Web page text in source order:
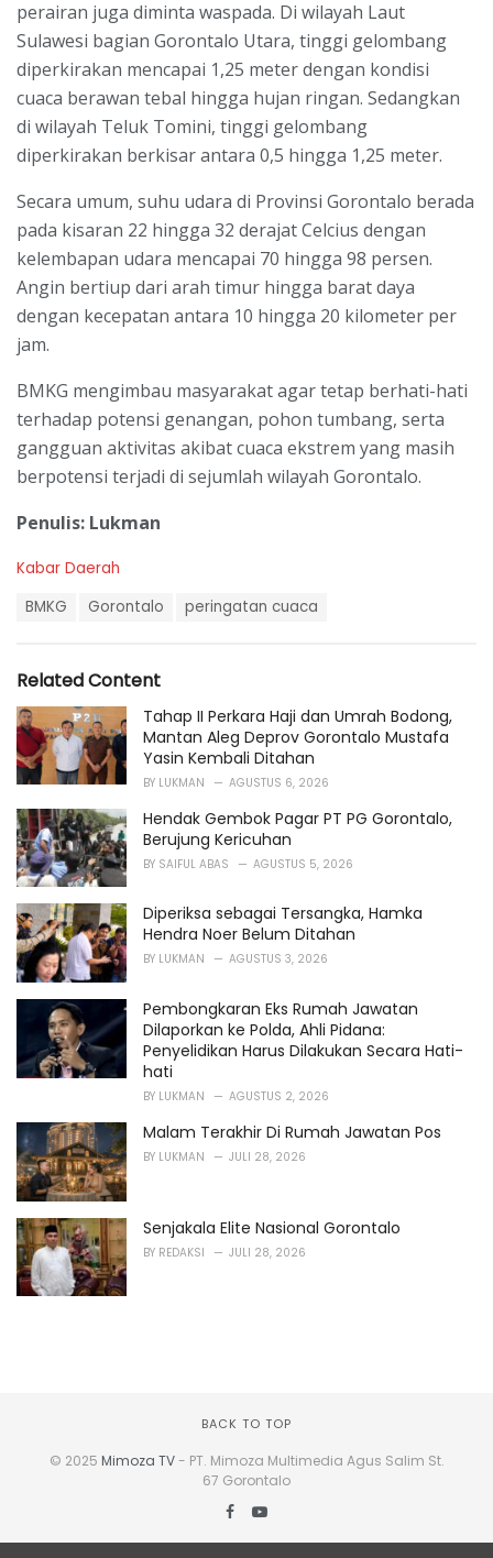
perairan juga diminta waspada. Di wilayah Laut
Sulawesi bagian Gorontalo Utara, tinggi gelombang
diperkirakan mencapai 1,25 meter dengan kondisi
cuaca berawan tebal hingga hujan ringan. Sedangkan
di wilayah Teluk Tomini, tinggi gelombang
diperkirakan berkisar antara 0,5 hingga 1,25 meter.
Secara umum, suhu udara di Provinsi Gorontalo berada
pada kisaran 22 hingga 32 derajat Celcius dengan
kelembapan udara mencapai 70 hingga 98 persen.
Angin bertiup dari arah timur hingga barat daya
dengan kecepatan antara 10 hingga 20 kilometer per
jam.
BMKG mengimbau masyarakat agar tetap berhati-hati
terhadap potensi genangan, pohon tumbang, serta
gangguan aktivitas akibat cuaca ekstrem yang masih
berpotensi terjadi di sejumlah wilayah Gorontalo.
Penulis: Lukman
C
r
i
e
s
:
Kabar Daerah
:
BMKG Gorontalo peringatan cuaca
Related Content
Tahap II Perkara Haji dan Umrah Bodong,
Mantan Aleg Deprov Gorontalo Mustafa
Yasin Kembali Ditahan
BY LUKMAN AGUSTUS 6, 2026
Hendak Gembok Pagar PT PG Gorontalo,
Berujung Kericuhan
BY SAIFUL ABAS AGUSTUS 5, 2026
Diperiksa sebagai Tersangka, Hamka
Hendra Noer Belum Ditahan
BY LUKMAN AGUSTUS 3, 2026
Pembongkaran Eks Rumah Jawatan
Dilaporkan ke Polda, Ahli Pidana:
Penyelidikan Harus Dilakukan Secara Hati-
hati
BY LUKMAN AGUSTUS 2, 2026
Malam Terakhir Di Rumah Jawatan Pos
BY LUKMAN JULI 28, 2026
Senjakala Elite Nasional Gorontalo
BY REDAKSI JULI 28, 2026
BACK TO TOP
© 2025 Mimoza TV- PT. Mimoza Multimedia Agus Salim St.
67 Gorontalo